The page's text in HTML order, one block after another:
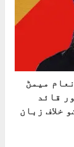
ميمڻ
قائد
خلاف زبان